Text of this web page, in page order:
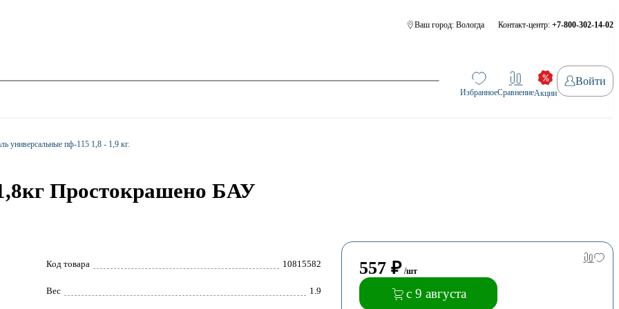
Ваш город: Вологда Контакт-центр: +7-800-302-14-02
ИзбранноеСравнениеАкции
Войти
универсальные пф-115 1,8 - 1,9 кг.
Простокрашено БАУ
Код товара 10815582
Вес 1.9
557 ₽ /шт
с 9 августа